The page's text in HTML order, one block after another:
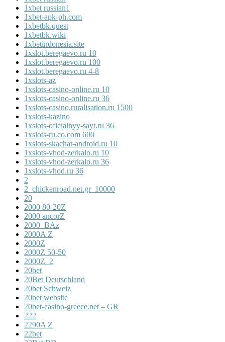
1xbet russian1
1xbet-apk-ph.com
1xbetbk.quest
1xbetbk.wiki
1xbetindonesia.site
1xslot.beregaevo.ru 10
1xslot.beregaevo.ru 100
1xslot.beregaevo.ru 4-8
1xslots-az
1xslots-casino-online.ru 10
1xslots-casino-online.ru 36
1xslots-casino.ruralisation.ru 1500
1xslots-kazino
1xslots-oficialnyy-sayt.ru 36
1xslots-ru.co.com 600
1xslots-skachat-android.ru 10
1xslots-vhod-zerkalo.ru 10
1xslots-vhod-zerkalo.ru 36
1xslots-vhod.ru 36
2
2_chickenroad.net.gr_10000
20
2000 80-20Z
2000 ancorZ
2000_BAz
2000A Z
2000Z
2000Z 50-50
2000Z_2
20bet
20Bet Deutschland
20bet Schweiz
20bet website
20bet-casino-greece.net – GR
222
2290A Z
22bet